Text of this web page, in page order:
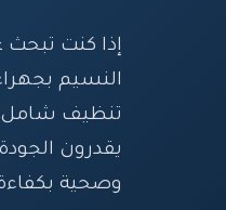
إذا كنت
النسيم
تنظيف شامل
يقدرون
وصحية